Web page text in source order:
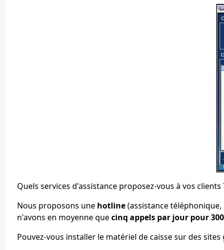
Quels services d'assistance proposez-vous à vos clients
Nous proposons une hotline(assistance
n'avons en moyenne quecinq appels par jour pour
Pouvez-vous installer le matériel de caisse sur des